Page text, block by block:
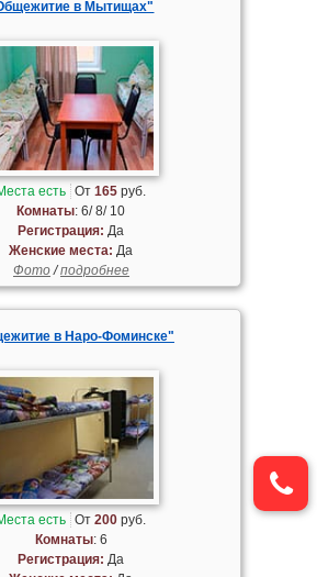
в Мытищах"
есть От165 руб.
Комнаты: 6/ 8/ 10
Регистрация: Да
Женские места: Да
Фото/подробнее
в Наро-Фоминске"
есть От200 руб.
Комнаты: 6
Регистрация: Да